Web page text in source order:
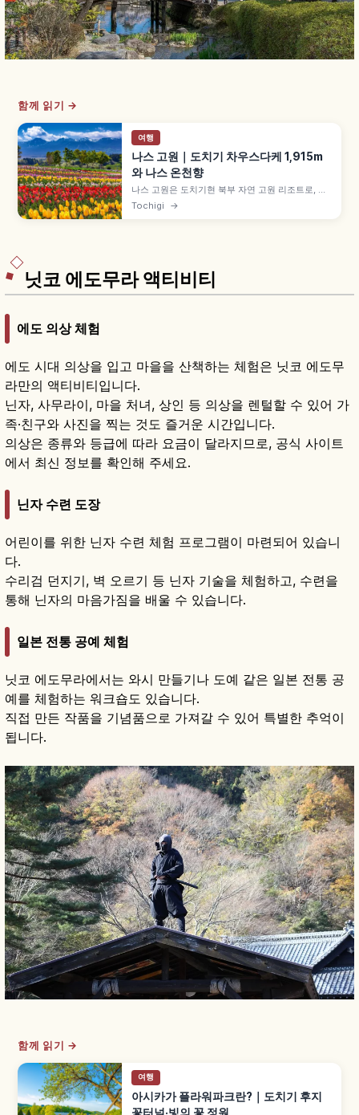
함께 읽기 →
여행
나스 고원｜도치기 차우스다케 1,915m
와 나스 온천향
나스 고원은 도치기현 북부 자연 고원 리조트로, 봄
철쭉·여름 피서·가을 단풍·겨울 설경 사계절 풍경을
즐길 수 있습니다. 차우스다케 활화산 해발 1,915m,
Tochigi →
닛코 에도무라 액티비티
에도 의상 체험
에도 시대 의상을 입고 마을을 산책하는 체험은 닛코 에도무
라만의 액티비티입니다.
닌자, 사무라이, 마을 처녀, 상인 등 의상을 렌털할 수 있어 가
족·친구와 사진을 찍는 것도 즐거운 시간입니다.
의상은 종류와 등급에 따라 요금이 달라지므로, 공식 사이트
에서 최신 정보를 확인해 주세요.
닌자 수련 도장
어린이를 위한 닌자 수련 체험 프로그램이 마련되어 있습니
다.
수리검 던지기, 벽 오르기 등 닌자 기술을 체험하고, 수련을
통해 닌자의 마음가짐을 배울 수 있습니다.
일본 전통 공예 체험
닛코 에도무라에서는 와시 만들기나 도예 같은 일본 전통 공
예를 체험하는 워크숍도 있습니다.
직접 만든 작품을 기념품으로 가져갈 수 있어 특별한 추억이
됩니다.
함께 읽기 →
여행
아시카가 플라워파크란?｜도치기 후지
꽃터널·빛의 꽃 정원